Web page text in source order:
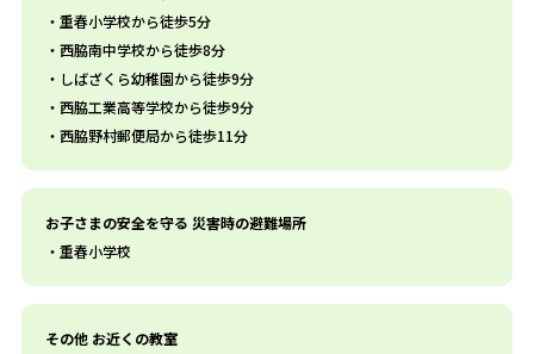
重春小学校から徒歩5分
西脇南中学校から徒歩8分
しばざくら幼稚園から徒歩9分
西脇工業高等学校から徒歩9分
西脇野村郵便局から徒歩11分
お子さまの安全を守る 災害時の避難場所
重春小学校
その他 お近くの教室